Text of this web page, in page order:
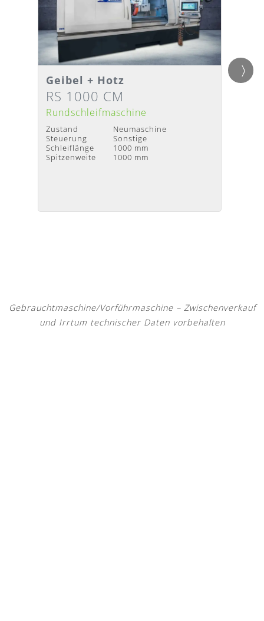
Detailansicht
Lieferzeit: Nach Absprache
Geibel + Hotz
RS 1000 CM
Rundschleifmaschine
Zustand
Neumaschine
Steuerung
Sonstige
Schleiflänge
1000 mm
Spitzenweite
1000 mm
Gebrauchtmaschine/Vorführmaschine – Zwischenverkauf
und Irrtum technischer Daten vorbehalten